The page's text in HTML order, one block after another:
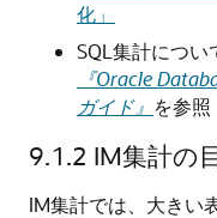
化」
SQL集計につい
『Oracle
ガイド』 を参照
9.1.2 IM集計の
IM集計では、大きい